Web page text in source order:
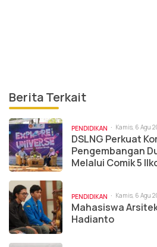
Berita Terkait
PENDIDIKAN Kamis, 6 Agu
DSLNG Perkuat
Pengembangan
Melalui Comik 5
PENDIDIKAN Kamis, 6 Agu
Mahasiswa
Hadianto